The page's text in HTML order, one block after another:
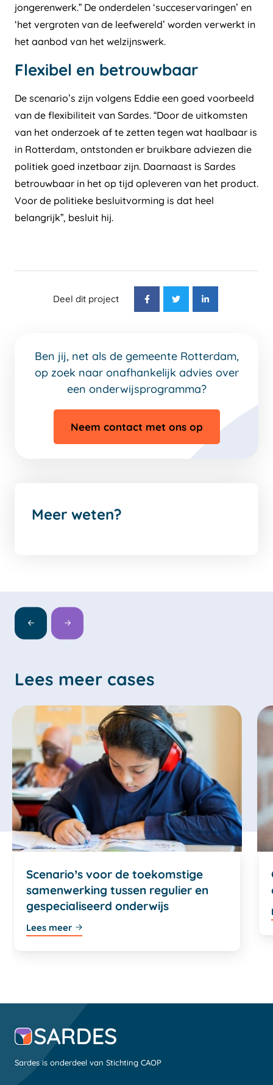
jongerenwerk.” De onderdelen ‘succeservaringen’ en
‘het vergroten van de leefwereld’ worden verwerkt in
het aanbod van het welzijnswerk.
Flexibel en betrouwbaar
De scenario’s zijn volgens Eddie een goed voorbeeld
van de flexibiliteit van Sardes. “Door de uitkomsten
van het onderzoek af te zetten tegen wat haalbaar is
in Rotterdam, ontstonden er bruikbare adviezen die
politiek goed inzetbaar zijn. Daarnaast is Sardes
betrouwbaar in het op tijd opleveren van het product.
Voor de politieke besluitvorming is dat heel
belangrijk”, besluit hij.
Deel dit project
Ben jij, net als de gemeente Rotterdam,
op zoek naar onafhankelijk advies over
een onderwijsprogramma?
Neem contact met ons op
Meer weten?
Lees meer cases
Scenario’s voor de toekomstige
samenwerking tussen regulier en
gespecialiseerd onderwijs
Lees meer
Sardes is onderdeel van Stichting CAOP